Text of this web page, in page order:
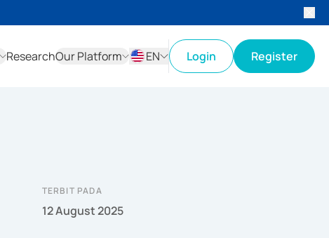
ResearchOur Platform
EN
Login Register
TERBIT PADA
12 August 2025